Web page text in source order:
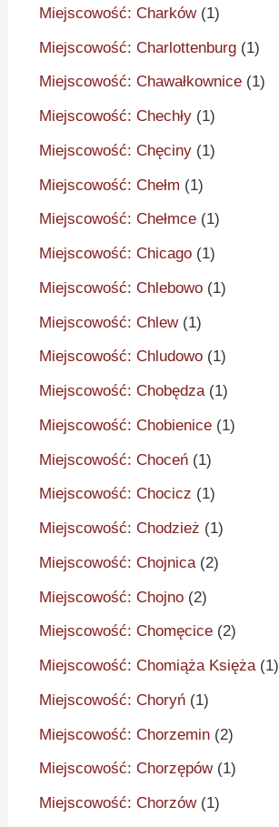
Miejscowość: Charków(1)
Miejscowość: Charlottenburg (1)
Miejscowość: Chawałkownice (1)
Miejscowość: Chechły (1)
Miejscowość: Chęciny (1)
Miejscowość: Chełm (1)
Miejscowość: Chełmce (1)
Miejscowość: Chicago (1)
Miejscowość: Chlebowo (1)
Miejscowość: Chlew(1)
Miejscowość: Chludowo (1)
Miejscowość: Chobędza(1)
Miejscowość: Chobienice (1)
Miejscowość: Choceń (1)
Miejscowość: Chocicz (1)
Miejscowość: Chodzież (1)
Miejscowość: Chojnica(2)
Miejscowość: Chojno (2)
Miejscowość: Chomęcice (2)
Miejscowość: Chomiąża Księża(1)
Miejscowość: Choryń (1)
Miejscowość: Chorzemin (2)
Miejscowość: Chorzępów(1)
Miejscowość: Chorzów(1)